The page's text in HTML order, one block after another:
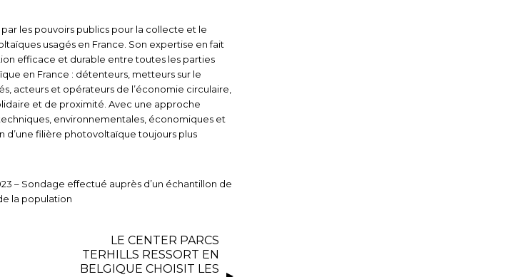
les pouvoirs publics pour la collecte et le
usagés en France. Son expertise en fait
efficace et durable entre toutes les parties
en France : détenteurs, metteurs sur le
acteurs et opérateurs de l’économie circulaire,
et de proximité. Avec une approche
environnementales, économiques et
d’une filière photovoltaïque toujours plus
– Sondage effectué auprès d’un échantillon de
la population
LE CENTER PARCS
TERHILLS RESSORT EN
BELGIQUE CHOISIT LES